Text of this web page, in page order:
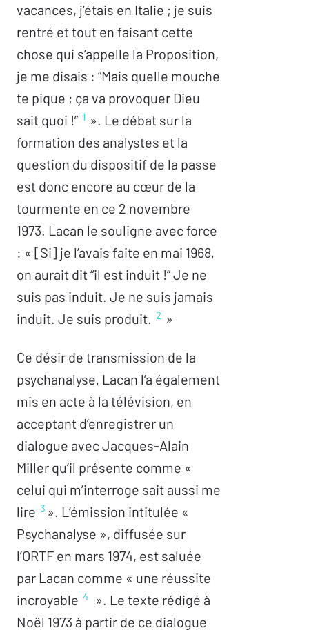
vacances, j’étais en Italie ; je suis
rentré et tout en faisant cette
chose qui s’appelle la Proposition,
je me disais : “Mais quelle mouche
te pique ; ça va provoquer Dieu
sait quoi !” 1 ». Le débat sur la
formation des analystes et la
question du dispositif de la passe
est donc encore au cœur de la
tourmente en ce 2 novembre
1973. Lacan le souligne avec force
: « [Si] je l’avais faite en mai 1968,
on aurait dit “il est induit !” Je ne
suis pas induit. Je ne suis jamais
induit. Je suis produit. 2 »
Ce désir de transmission de la
psychanalyse, Lacan l’a également
mis en acte à la télévision, en
acceptant d’enregistrer un
dialogue avec Jacques-Alain
Miller qu’il présente comme «
celui qui m’interroge sait aussi me
lire 3 ». L’émission intitulée «
Psychanalyse », diffusée sur
l’ORTF en mars 1974, est saluée
par Lacan comme « une réussite
incroyable 4
». Le texte rédigé à
Noël 1973 à partir de ce dialogue